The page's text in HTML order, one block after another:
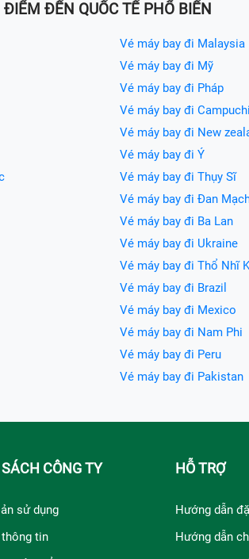
ĐIỂM ĐẾN QUỐC TẾ PHỔ BIẾN
Vé máy bay đi Malaysia
Vé máy bay đi Mỹ
Vé máy bay đi Pháp
Vé máy bay đi
Vé máy bay đi New
Vé máy bay đi Ý
Vé máy bay đi Thụy Sĩ
Vé máy bay đi Đan
Vé máy bay đi Ba Lan
Vé máy bay đi Ukraine
Vé máy bay đi Thổ Nhĩ
Vé máy bay đi Brazil
Vé máy bay đi Mexico
Vé máy bay đi Nam Phi
Vé máy bay đi Peru
Vé máy bay đi Pakistan
CÔNG TY
sử dụng
tin
HỖ TRỢ
Hướng dẫn
Hướng dẫn